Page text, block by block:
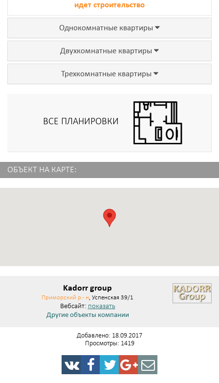
идет строительство
Однокомнатные квартиры
Двухкомнатные квартиры
Трехкомнатные квартиры
ВСЕ ПЛАНИРОВКИ
ОБЪЕКТ НА КАРТЕ:
Kadorr group
Приморский р.- н, Успенская 39/1
Вебсайт: показать
Другие объекты компании
Добавлено: 18.09.2017
Просмотры: 1419